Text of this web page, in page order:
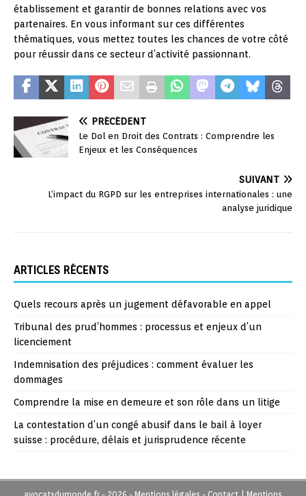
établissement et garantir de bonnes relations avec vos
partenaires. En vous informant sur ces différentes
thématiques, vous mettez toutes les chances de votre côté
pour réussir dans ce secteur d’activité passionnant.
PRÉCÉDENT
Le Dol en Droit des Contrats : Comprendre les
Enjeux et les Conséquences
SUIVANT
L’impact du RGPD sur les entreprises internationales : une
analyse juridique
ARTICLES RÉCENTS
Quels recours après un jugement défavorable en appel
Tribunal des prud’hommes : processus et enjeux d’un
licenciement
Indemnisation des préjudices : comment évaluer les
dommages
Comprendre la mise en demeure et son rôle dans un litige
La contestation d’un congé abusif dans le bail à loyer
suisse : procédure, délais et jurisprudence récente